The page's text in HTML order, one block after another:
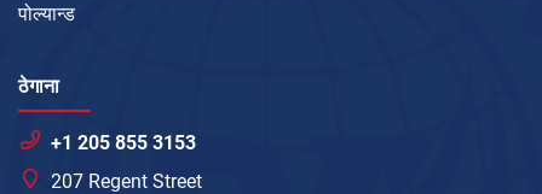
पोल्यान्ड
ठेगाना
+1 205 855 3153
207 Regent Street